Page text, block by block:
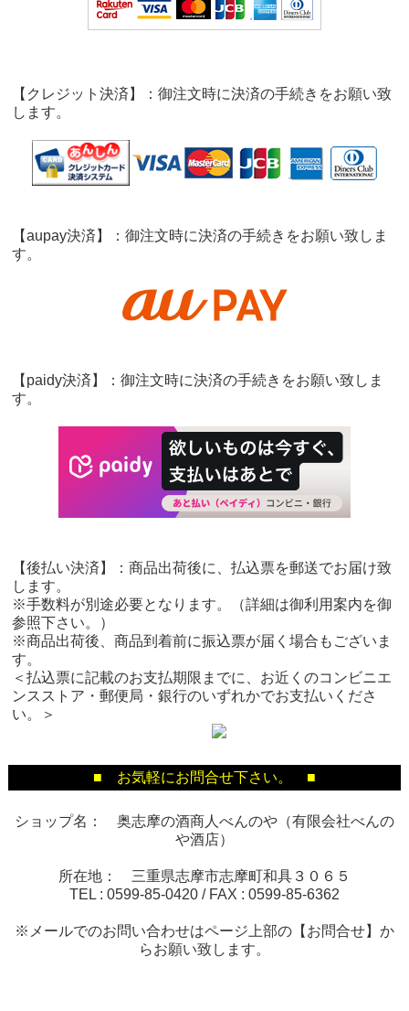
【クレジット決済】：御注文時に決済の手続きをお願い致
します。
【aupay決済】：御注文時に決済の手続きをお願い致しま
す。
【paidy決済】：御注文時に決済の手続きをお願い致しま
す。
【後払い決済】：商品出荷後に、払込票を郵送でお届け致
します。
※手数料が別途必要となります。（詳細は御利用案内を御
参照下さい。）
※商品出荷後、商品到着前に振込票が届く場合もございま
す。
＜払込票に記載のお支払期限までに、お近くのコンビニエ
ンスストア・郵便局・銀行のいずれかでお支払いくださ
い。＞
■ お気軽にお問合せ下さい。 ■
ショップ名： 奥志摩の酒商人べんのや（有限会社べんの
や酒店）
所在地： 三重県志摩市志摩町和具３０６５
TEL : 0599-85-0420 / FAX : 0599-85-6362
※メールでのお問い合わせはページ上部の【お問合せ】か
らお願い致します。